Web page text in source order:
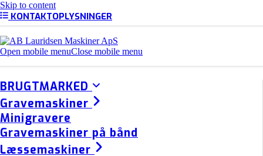
Skip to content
KONTAKTOPLYSNINGER
Open mobile menuClose mobile menu
BRUGTMARKED
Gravemaskiner
Minigravere
Gravemaskiner på bånd
Læssemaskiner